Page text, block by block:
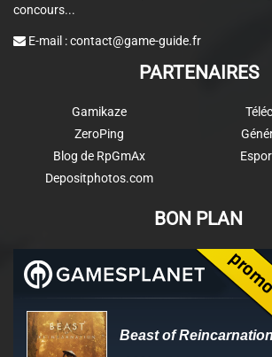
concours...
E-mail :contact@game-guide.fr
PARTENAIRES
Gamikaze
ZeroPing
Blog de RpGmAx
Depositphotos.com
BON PLAN